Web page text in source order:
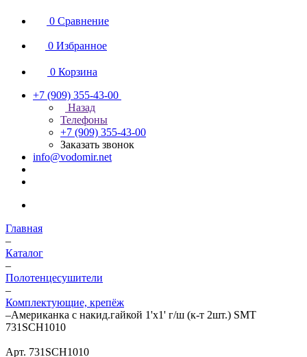
0 Сравнение
0 Избранное
0 Корзина
+7 (909) 355-43-00
Назад
Телефоны
+7 (909) 355-43-00
Заказать звонок
info@vodomir.net
Главная
–
Каталог
–
Полотенцесушители
–
Комплектующие, крепёж
–Американка с накид.гайкой 1'х1' г/ш (к-т 2шт.) SMT
731SCH1010
Арт. 731SCH1010